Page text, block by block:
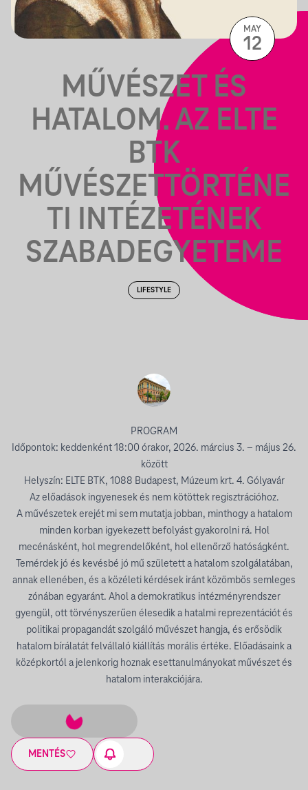
MŰVÉSZET ÉS
HATALOM. AZ ELTE
BTK
MŰVÉSZETTÖRTÉNE
TI INTÉZETÉNEK
SZABADEGYETEME
LIFESTYLE
PROGRAM
Időpontok: keddenként 18:00 órakor, 2026. március 3. – május 26.
között
Helyszín: ELTE BTK, 1088 Budapest, Múzeum krt. 4. Gólyavár
Az előadások ingyenesek és nem kötöttek regisztrációhoz.
A művészetek erejét mi sem mutatja jobban, minthogy a hatalom
minden korban igyekezett befolyást gyakorolni rá. Hol
mecénásként, hol megrendelőként, hol ellenőrző hatóságként.
Temérdek jó és kevésbé jó mű született a hatalom szolgálatában,
annak ellenében, és a közéleti kérdések iránt közömbös semleges
zónában egyaránt. Ahol a demokratikus intézményrendszer
gyengül, ott törvényszerűen élesedik a hatalmi reprezentációt és
politikai propagandát szolgáló művészet hangja, és erősödik
hatalom bírálatát felvállaló kiállítás morális értéke. Előadásaink a
középkortól a jelenkorig hoznak esettanulmányokat művészet és
hatalom interakciójára.
MENTÉS
MAY
12